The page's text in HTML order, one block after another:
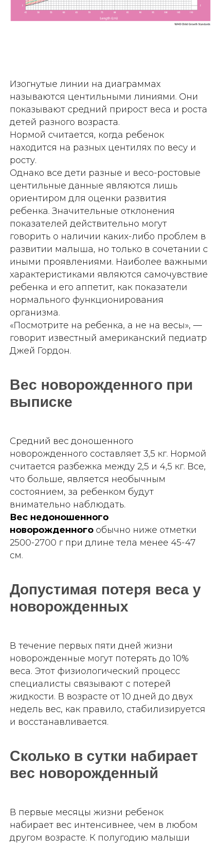
Изогнутые линии на диаграммах
называются центильными линиями. Они
показывают средний прирост веса и роста
детей разного возраста.
Нормой считается, когда ребенок
находится на разных центилях по весу и
росту.
Однако все дети разные и весо-ростовые
центильные данные являются лишь
ориентиром для оценки развития
ребенка. Значительные отклонения
показателей действительно могут
говорить о наличии каких-либо проблем в
развитии малыша, но только в сочетании с
иными проявлениями. Наиболее важными
характеристиками являются самочувствие
ребенка и его аппетит, как показатели
нормального функционирования
организма.
«Посмотрите на ребенка, а не на весы», —
говорит известный американский педиатр
Джей Гордон.
Вес новорожденного при
выписке
Средний вес доношенного
новорожденного составляет 3,5 кг. Нормой
считается разбежка между 2,5 и 4,5 кг. Все,
что больше, является необычным
состоянием, за ребенком будут
внимательно наблюдать.
Вес недоношенного
новорожденного обычно ниже отметки
2500-2700 г при длине тела менее 45-47
см.
Допустимая потеря веса у
новорожденных
В течение первых пяти дней жизни
новорожденные могут потерять до 10%
веса. Этот физиологический процесс
специалисты связывают с потерей
жидкости. В возрасте от 10 дней до двух
недель вес, как правило, стабилизируется
и восстанавливается.
Сколько в сутки набирает
вес новорожденный
В первые месяцы жизни ребенок
набирает вес интенсивнее, чем в любом
другом возрасте. К полугодию малыши